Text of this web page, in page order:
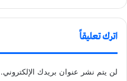
اترك تعليقاً
لن يتم نشر عنوان بريدك الإلكتروني.